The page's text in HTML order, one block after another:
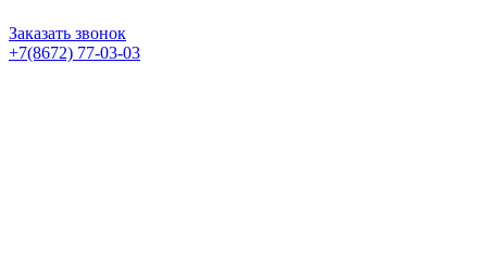
Заказать звонок
+7(8672) 77-03-03